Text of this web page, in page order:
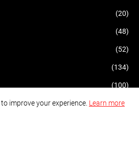
(20)
(48)
(52)
(134)
(100)
(109)
improve your experience. Learn more